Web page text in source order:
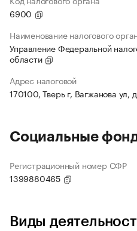
6900
Наименование налогового
Управление Федеральной
области
Адрес налоговой
170100, Тверь г, Вагжанова ул,
Социальные
Регистрационный номер СФР
1399880465
Виды